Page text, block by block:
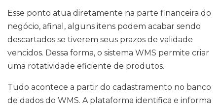
Esse ponto atua diretamente na parte financeira do
negócio, afinal, alguns itens podem acabar sendo
descartados se tiverem seus prazos de validade
vencidos. Dessa forma, o sistema WMS permite criar
uma rotatividade eficiente de produtos.
Tudo acontece a partir do cadastramento no banco
de dados do WMS. A plataforma identifica e informa